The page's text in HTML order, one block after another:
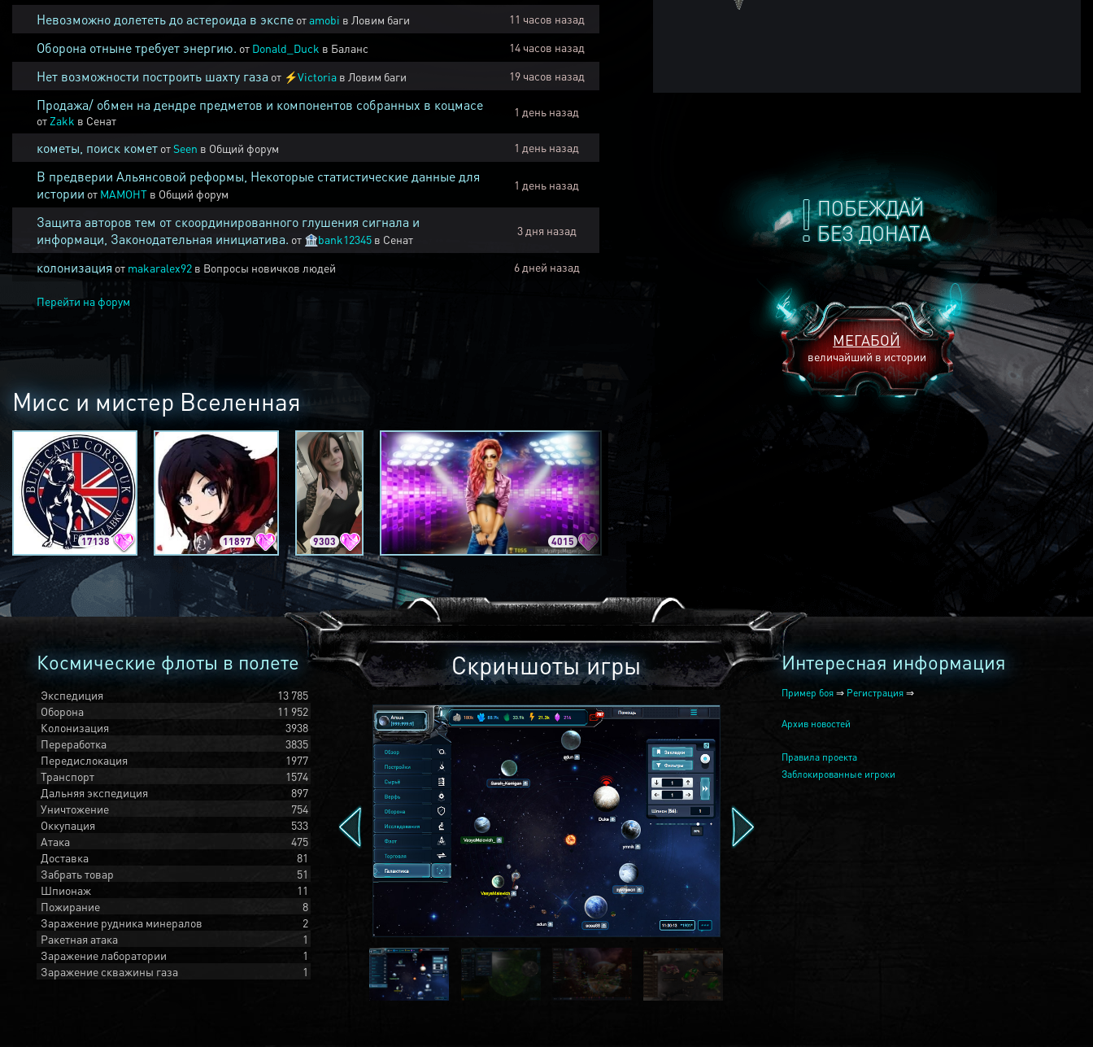
ПОБЕЖДАЙ
БЕЗ ДОНАТА
МЕГАБОЙ
величайший в истории
Невозможно долететь до астероида в экспе отamobi в Ловим баги 11 часов назад
Оборона отныне требует энергию. от Donald_Duck в Баланс 14 часов назад
Нет возможности построить шахту газа от ⚡Victoria в Ловим баги 19 часов назад
Продажа/ обмен на дендре предметов и компонентов собранных в коцмасе
от Zakk в Сенат
1 день назад
кометы, поиск комет отSeen в Общий форум 1 день назад
В предверии Альянсовой реформы, Некоторые статистические данные для
истории от MAMOHT в Общий форум
1 день назад
Защита авторов тем от скоординированного глушения сигнала и
информаци, Законодательная инициатива. от 🏦bank12345 в Сенат
3 дня назад
колонизация от makaralex92 в Вопросы новичков людей 6 дней назад
Перейти на форум
Мисс и мистер Вселенная
17138 11897 9303 4015 2240
Космические флоты в полете
Экспедиция
13 785
Оборона
11 952
Колонизация
3938
Переработка
3835
Передислокация
1977
Транспорт
1574
Дальняя экспедиция
897
Уничтожение
754
Оккупация
533
Атака
475
Доставка
81
Забрать товар
51
Шпионаж
11
Пожирание
8
Заражение рудника минералов
2
Ракетная атака
1
Заражение лаборатории
1
Заражение скважины газа
1
Скриншоты игры Интересная информация
Пример боя ⇒ Регистрация ⇒
Архив новостей
Правила проекта
Заблокированные игроки